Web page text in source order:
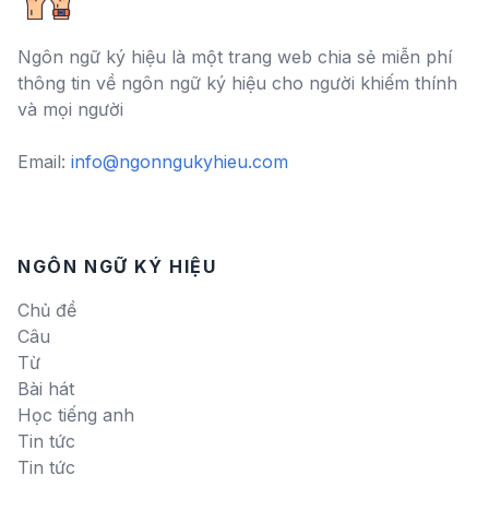
Ngôn ngữ ký hiệu là một trang web chia sẻ miễn phí
thông tin về ngôn ngữ ký hiệu cho người khiếm thính
và mọi người
Email: info@ngonngukyhieu.com
NGÔN NGỮ KÝ HIỆU
Chủ đề
Câu
Từ
Bài hát
Học tiếng anh
Tin tức
Tin tức